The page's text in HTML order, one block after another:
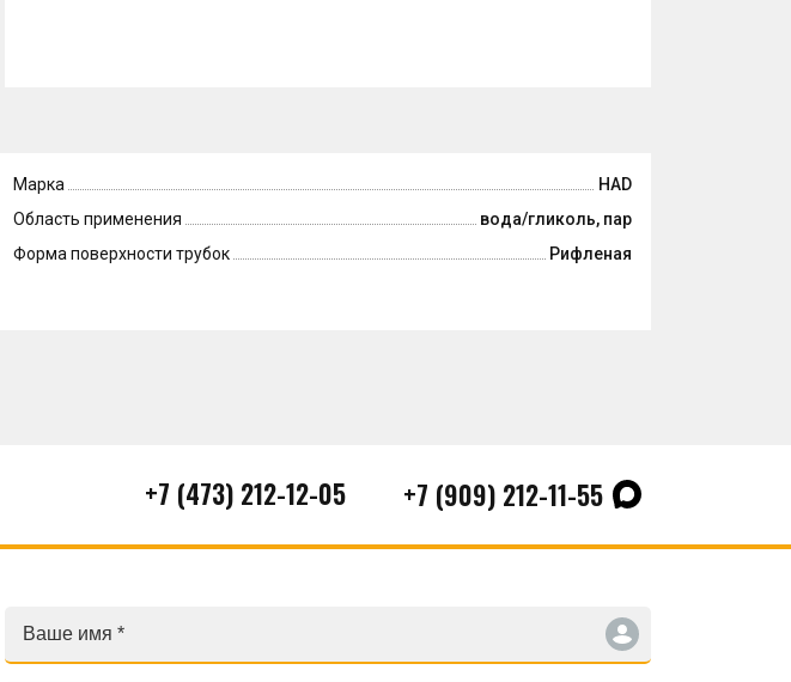
Марка
HAD
Область применения
вода/гликоль, пар
Форма поверхности трубок
Рифленая
+7 (473) 212-12-05 +7 (909) 212-11-55